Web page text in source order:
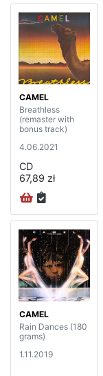
CAMEL
Breathless
(remaster with
bonus track)
4.06.2021
CD
67,89 zł
CAMEL
Rain Dances (180
grams)
1.11.2019